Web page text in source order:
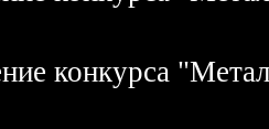
конкурса